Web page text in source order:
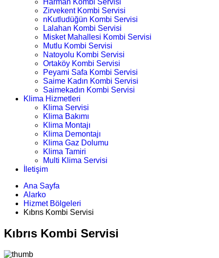
Harman Kombi Servisi
Zirvekent Kombi Servisi
nKutludüğün Kombi Servisi
Lalahan Kombi Servisi
Misket Mahallesi Kombi Servisi
Mutlu Kombi Servisi
Natoyolu Kombi Servisi
Ortaköy Kombi Servisi
Peyami Safa Kombi Servisi
Saime Kadın Kombi Servisi
Saimekadın Kombi Servisi
Klima Hizmetleri
Klima Servisi
Klima Bakımı
Klima Montajı
Klima Demontajı
Klima Gaz Dolumu
Klima Tamiri
Multi Klima Servisi
İletişim
Ana Sayfa
Alarko
Hizmet Bölgeleri
Kıbrıs Kombi Servisi
Kıbrıs Kombi Servisi